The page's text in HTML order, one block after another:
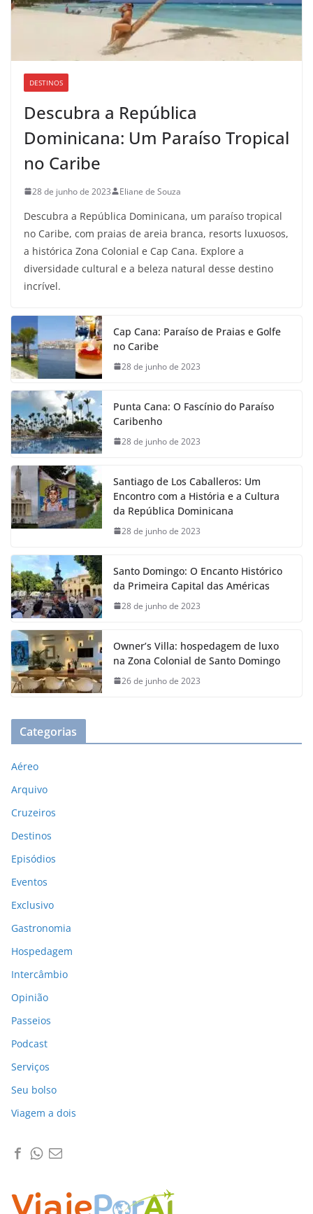
DESTINOS
Descubra a República
Dominicana: Um Paraíso Tropical
no Caribe
28 de junho de 2023 Eliane de Souza
Descubra a República Dominicana, um paraíso tropical
no Caribe, com praias de areia branca, resorts luxuosos,
a histórica Zona Colonial e Cap Cana. Explore a
diversidade cultural e a beleza natural desse destino
incrível.
Cap Cana: Paraíso de Praias e Golfe
no Caribe
28 de junho de 2023
Punta Cana: O Fascínio do Paraíso
Caribenho
28 de junho de 2023
Santiago de Los Caballeros: Um
Encontro com a História e a Cultura
da República Dominicana
28 de junho de 2023
Santo Domingo: O Encanto Histórico
da Primeira Capital das Américas
28 de junho de 2023
Owner’s Villa: hospedagem de luxo
na Zona Colonial de Santo Domingo
26 de junho de 2023
Categorias
Aéreo
Arquivo
Cruzeiros
Destinos
Episódios
Eventos
Exclusivo
Gastronomia
Hospedagem
Intercâmbio
Opinião
Passeios
Podcast
Serviços
Seu bolso
Viagem a dois